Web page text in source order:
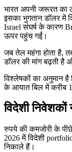
भारत अपनी जरूरत का
इसका भुगतान डॉलर में
Israel संघर्ष के कारण
ऊपर पहुंच गईं।
जब तेल महंगा होता है,
डॉलर की मांग बढ़ती है
विश्लेषकों का अनुमान है
के आयात बिल में करीब
विदेशी निवेशकों
रुपये की कमजोरी के
2026 में विदेशी
निकाले हैं।